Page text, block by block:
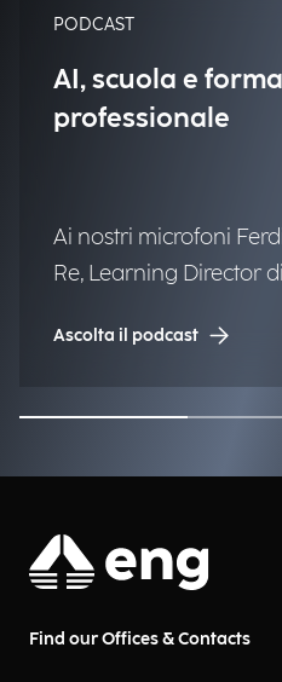
PODCAST
AI, scuola e
professionale
Ai nostri microfoni
Re, Learning Director di
Ascolta il podcast
Find our Offices & Contacts